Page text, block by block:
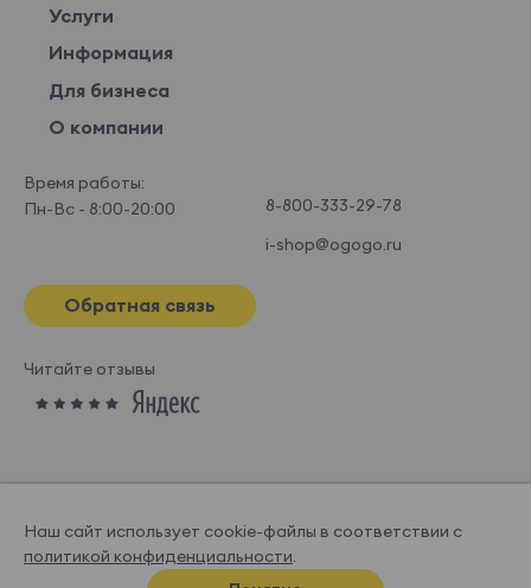
Услуги
Информация
Для бизнеса
О компании
Время работы:
Пн-Вс - 8:00-20:00
8-800-333-29-78
i-shop@ogogo.ru
Обратная связь
Читайте отзывы
© OGOGOHOME, 2026
Наш сайт использует cookie-файлы в соответствии с
политикой конфиденциальности.